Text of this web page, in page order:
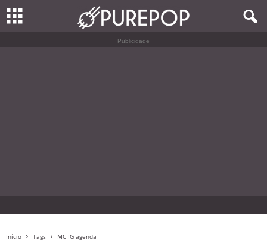
Publicidade
Início Tags MC IG agenda